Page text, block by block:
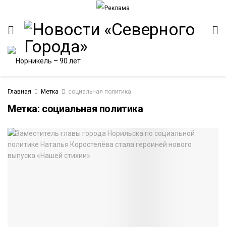
Главная Метка социальная политика
Метка: социальная политика